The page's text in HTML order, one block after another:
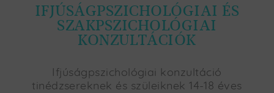
IFJÚSÁGPSZICHOLÓGIAI ÉS
SZAKPSZICHOLÓGIAI
KONZULTÁCIÓK
Ifjúságpszichológiai konzultáció
tinédzsereknek és szüleiknek 14-18 éves